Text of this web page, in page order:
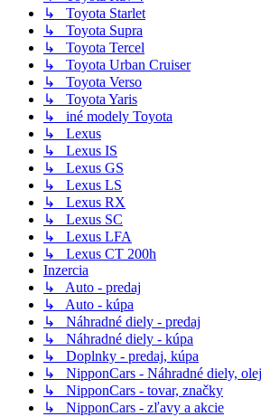
↳ Toyota Starlet
↳ Toyota Supra
↳ Toyota Tercel
↳ Toyota Urban Cruiser
↳ Toyota Verso
↳ Toyota Yaris
↳ iné modely Toyota
↳ Lexus
↳ Lexus IS
↳ Lexus GS
↳ Lexus LS
↳ Lexus RX
↳ Lexus SC
↳ Lexus LFA
↳ Lexus CT 200h
Inzercia
↳ Auto - predaj
↳ Auto - kúpa
↳ Náhradné diely - predaj
↳ Náhradné diely - kúpa
↳ Doplnky - predaj, kúpa
↳ NipponCars - Náhradné diely,
↳ NipponCars - tovar, značky
↳ NipponCars - zľavy a akcie